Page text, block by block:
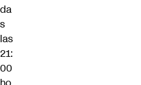
da
s
las
21:
00